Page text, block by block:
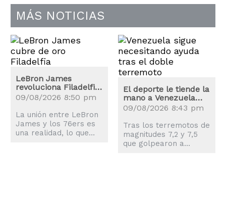
MÁS NOTICIAS
LeBron James
revoluciona Filadelfia:
los precios de las
entradas se disparan
09/08/2026 8:50 pm
La unión entre LeBron
James y los 76ers es
una realidad, lo que
El deporte le tiende la
mano a Venezuela
tras los terremotos
09/08/2026 8:43 pm
Tras los terremotos de
magnitudes 7,2 y 7,5
que golpearon a